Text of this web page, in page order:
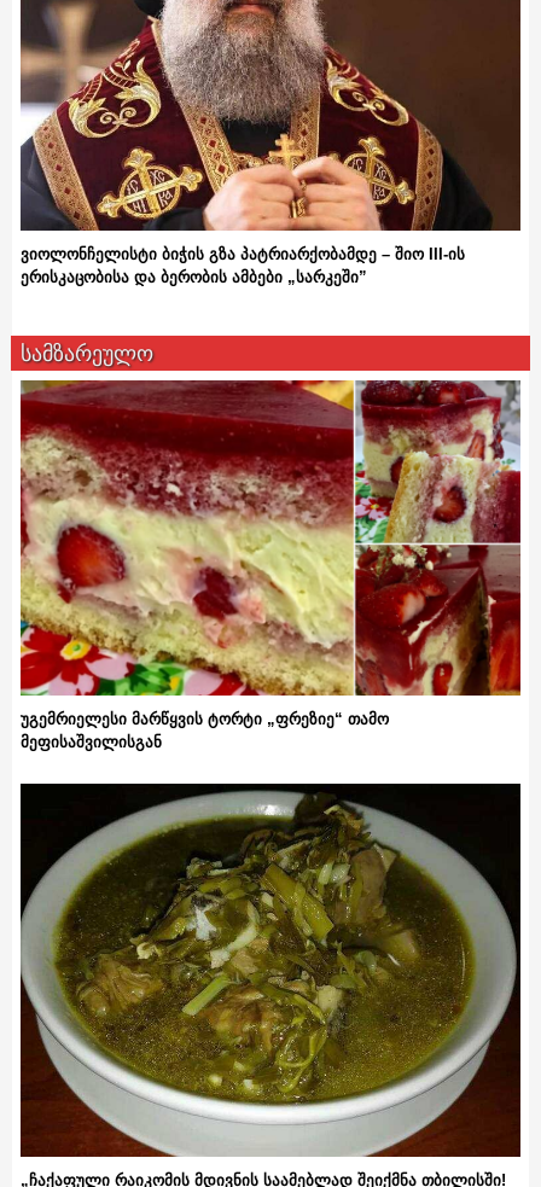
ვიოლონჩელისტი ბიჭის გზა პატრიარქობამდე – შიო III-ის
ერისკაცობისა და ბერობის ამბები „სარკეში”
სამზარეულო
უგემრიელესი მარწყვის ტორტი „ფრეზიე“ თამო
მეფისაშვილისგან
„ჩაქაფული რაიკომის მდივნის საამებლად შეიქმნა თბილისში!